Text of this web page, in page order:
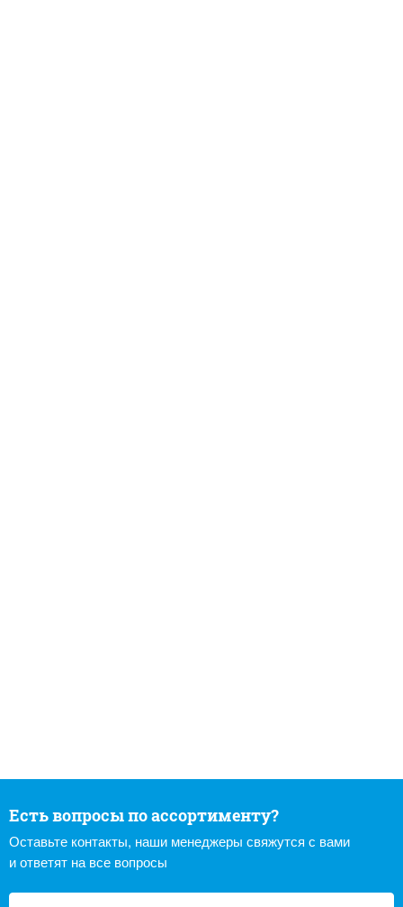
Есть вопросы по ассортименту?
Оставьте контакты, наши менеджеры свяжутся с вами
и ответят на все вопросы